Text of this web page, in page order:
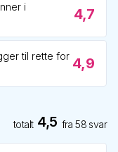
i
4,7
til rette for 4,9
totalt 4,5 fra58 svar